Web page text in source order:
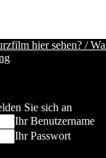
hier sehen? /
Sie sich an
Ihr Benutzername
Ihr Passwort